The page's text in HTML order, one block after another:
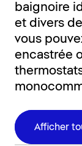
baignoire
et divers
vous
encastrée
Afficher